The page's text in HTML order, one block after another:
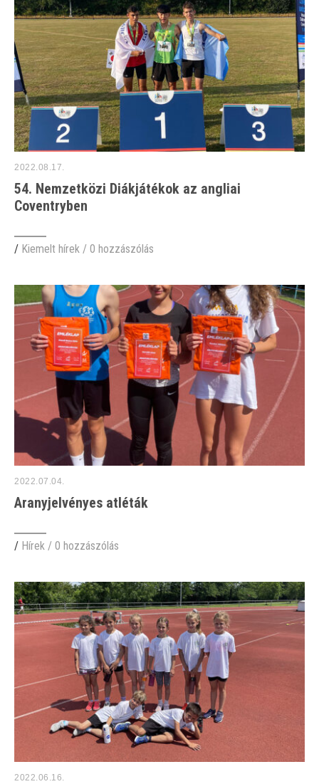
2022.08.17.
54. Nemzetközi Diákjátékok az angliai
Coventryben
/ Kiemelt hírek / 0 hozzászólás
2022.07.04.
Aranyjelvényes atléták
/ Hírek / 0 hozzászólás
2022.06.16.